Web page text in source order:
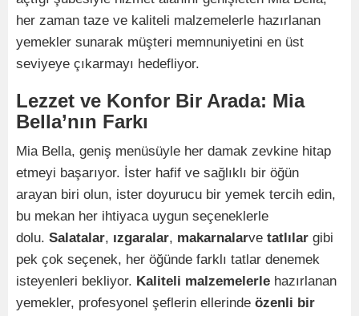
her zaman taze ve kaliteli malzemelerle hazırlanan
yemekler sunarak müşteri memnuniyetini en üst
seviyeye çıkarmayı hedefliyor.
Lezzet ve Konfor Bir Arada: Mia
Bella’nın Farkı
Mia Bella, geniş menüsüyle her damak zevkine hitap
etmeyi başarıyor. İster hafif ve sağlıklı bir öğün
arayan biri olun, ister doyurucu bir yemek tercih edin,
bu mekan her ihtiyaca uygun seçeneklerle
dolu. Salatalar, ızgaralar, makarnalarve tatlılar gibi
pek çok seçenek, her öğünde farklı tatlar denemek
isteyenleri bekliyor. Kaliteli malzemelerle hazırlanan
yemekler, profesyonel şeflerin ellerinde özenli bir